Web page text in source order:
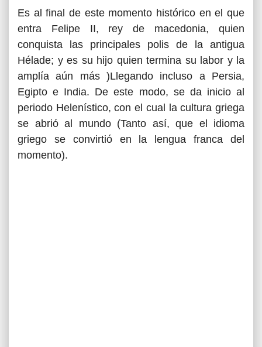
Es al final de este momento histórico en el que
entra Felipe II, rey de macedonia, quien
conquista las principales polis de la antigua
Hélade; y es su hijo quien termina su labor y la
amplía aún más )Llegando incluso a Persia,
Egipto e India. De este modo, se da inicio al
periodo Helenístico, con el cual la cultura griega
se abrió al mundo (Tanto así, que el idioma
griego se convirtió en la lengua franca del
momento).